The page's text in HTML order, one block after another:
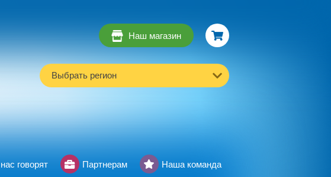
Наш магазин
Выбрать регион
говорят Партнерам Наша команда